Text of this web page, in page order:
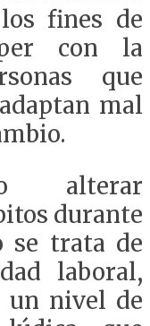
fines de
con la
que
mal
alterar
durante
se trata de
laboral,
un nivel de